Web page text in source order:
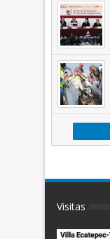
Visitas